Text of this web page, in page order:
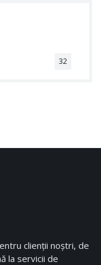
32
clienții noștri, de
la servicii de